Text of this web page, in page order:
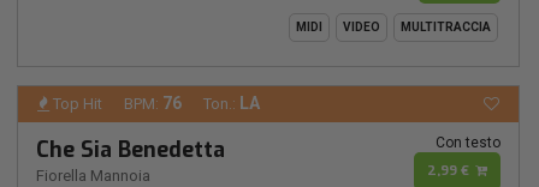
MIDI VIDEO MULTITRACCIA
Top Hit BPM: 76 Ton.: LA
Che Sia Benedetta
Fiorella Mannoia
Con testo
2,99 €